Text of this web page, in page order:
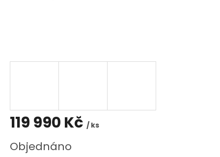
119 990 Kč / ks
cena:
Objednáno